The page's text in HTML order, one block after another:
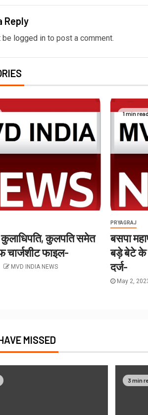
Reply
be logged in to post a comment.
कुलपति समेत
चार्जशीट फाइल-
MVD INDIA NEWS
1 min
PRYAGRAJ
बसपा
बड़े बेटे के
दर्ज-
May 2,
MISSED
3 min